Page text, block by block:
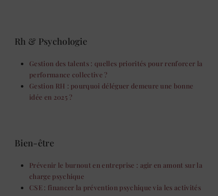
Rh & Psychologie
Gestion des talents : quelles priorités pour renforcer la
performance collective ?
Gestion RH : pourquoi déléguer demeure une bonne
idée en 2025 ?
Bien-être
Prévenir le burnout en entreprise : agir en amont sur la
charge psychique
CSE : financer la prévention psychique via les activités